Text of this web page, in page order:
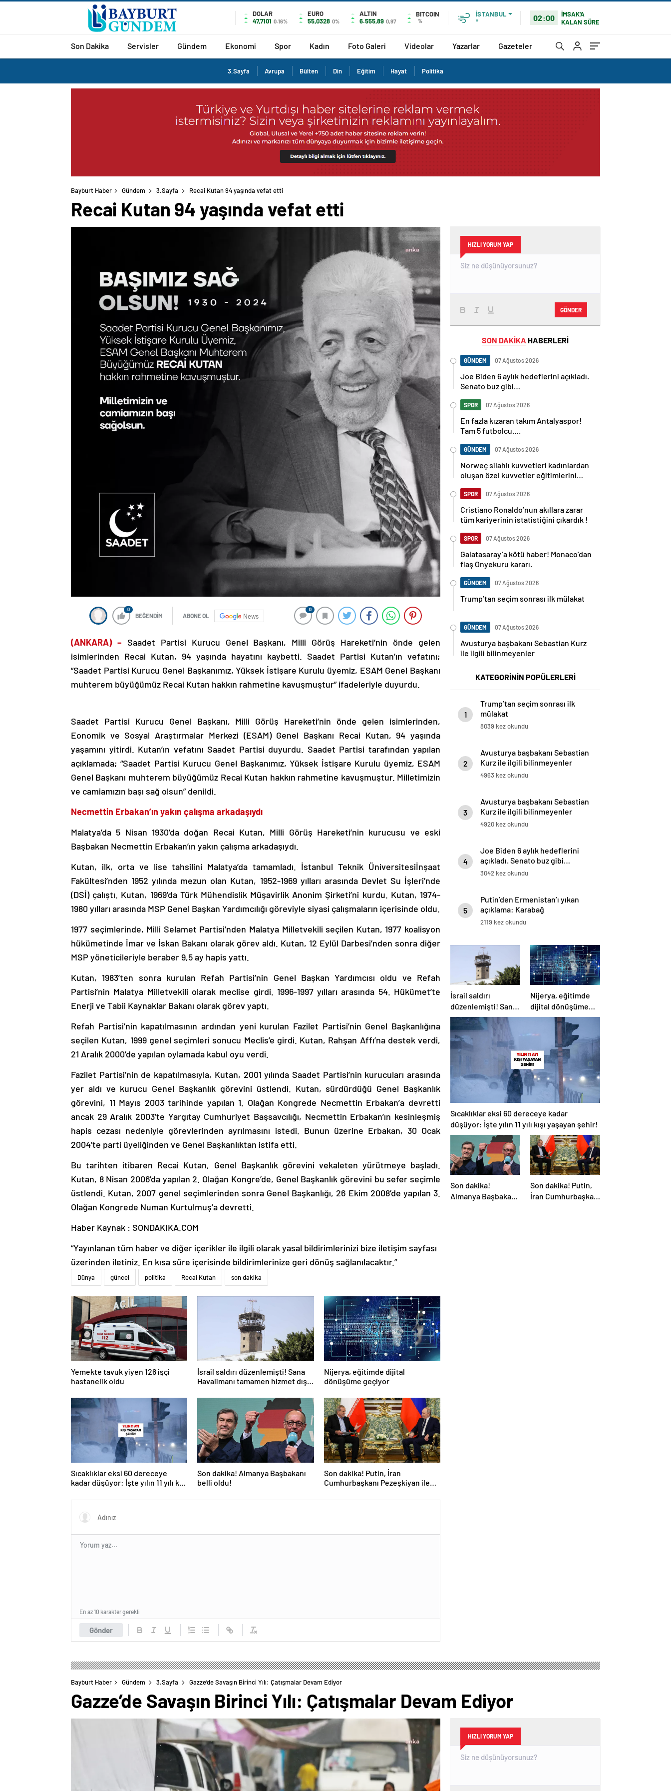
DOLAR
47,7101 0.16%
EURO
55,0328 0%
ALTIN
6.555,89 0,97
BITCOIN
%
İSTANBUL
°
02:00
İMSAK'A
KALAN SÜRE
Son Dakika Servisler Gündem Ekonomi Spor Kadın Foto Galeri Videolar Yazarlar Gazeteler
3.Sayfa Avrupa Bülten Din Eğitim Hayat Politika
Bayburt Haber Gündem 3.Sayfa Recai Kutan 94 yaşında vefat etti
Recai Kutan 94 yaşında vefat etti
0
BEĞENDİM ABONE OL News
0
(ANKARA) – Saadet Partisi Kurucu Genel Başkanı, Milli Görüş Hareketi’nin önde gelen
isimlerinden Recai Kutan, 94 yaşında hayatını kaybetti. Saadet Partisi Kutan’ın vefatını;
“Saadet Partisi Kurucu Genel Başkanımız, Yüksek İstişare Kurulu üyemiz, ESAM Genel Başkanı
muhterem büyüğümüz Recai Kutan hakkın rahmetine kavuşmuştur” ifadeleriyle duyurdu.
Saadet Partisi Kurucu Genel Başkanı, Milli Görüş Hareketi’nin önde gelen isimlerinden,
Eonomik ve Sosyal Araştırmalar Merkezi (ESAM) Genel Başkanı Recai Kutan, 94 yaşında
yaşamını yitirdi. Kutan’ın vefatını Saadet Partisi duyurdu. Saadet Partisi tarafından yapılan
açıklamada; “Saadet Partisi Kurucu Genel Başkanımız, Yüksek İstişare Kurulu üyemiz, ESAM
Genel Başkanı muhterem büyüğümüz Recai Kutan hakkın rahmetine kavuşmuştur. Milletimizin
ve camiamızın başı sağ olsun” denildi.
Necmettin Erbakan’ın yakın çalışma arkadaşıydı
Malatya’da 5 Nisan 1930’da doğan Recai Kutan, Milli Görüş Hareketi’nin kurucusu ve eski
Başbakan Necmettin Erbakan’ın yakın çalışma arkadaşıydı.
Kutan, ilk, orta ve lise tahsilini Malatya’da tamamladı. İstanbul Teknik Üniversitesiİnşaat
Fakültesi’nden 1952 yılında mezun olan Kutan, 1952-1969 yılları arasında Devlet Su İşleri’nde
(DSİ) çalıştı. Kutan, 1969’da Türk Mühendislik Müşavirlik Anonim Şirketi’ni kurdu. Kutan, 1974-
1980 yılları arasında MSP Genel Başkan Yardımcılığı göreviyle siyasi çalışmaların içerisinde oldu.
1977 seçimlerinde, Milli Selamet Partisi’nden Malatya Milletvekili seçilen Kutan, 1977 koalisyon
hükümetinde İmar ve İskan Bakanı olarak görev aldı. Kutan, 12 Eylül Darbesi’nden sonra diğer
MSP yöneticileriyle beraber 9,5 ay hapis yattı.
Kutan, 1983’ten sonra kurulan Refah Partisi’nin Genel Başkan Yardımcısı oldu ve Refah
Partisi’nin Malatya Milletvekili olarak meclise girdi. 1996-1997 yılları arasında 54. Hükümet’te
Enerji ve Tabii Kaynaklar Bakanı olarak görev yaptı.
Refah Partisi’nin kapatılmasının ardından yeni kurulan Fazilet Partisi’nin Genel Başkanlığına
seçilen Kutan, 1999 genel seçimleri sonucu Meclis’e girdi. Kutan, Rahşan Affı’na destek verdi,
21 Aralık 2000’de yapılan oylamada kabul oyu verdi.
Fazilet Partisi’nin de kapatılmasıyla, Kutan, 2001 yılında Saadet Partisi’nin kurucuları arasında
yer aldı ve kurucu Genel Başkanlık görevini üstlendi. Kutan, sürdürdüğü Genel Başkanlık
görevini, 11 Mayıs 2003 tarihinde yapılan 1. Olağan Kongrede Necmettin Erbakan’a devretti
ancak 29 Aralık 2003’te Yargıtay Cumhuriyet Başsavcılığı, Necmettin Erbakan’ın kesinleşmiş
hapis cezası nedeniyle görevlerinden ayrılmasını istedi. Bunun üzerine Erbakan, 30 Ocak
2004’te parti üyeliğinden ve Genel Başkanlıktan istifa etti.
Bu tarihten itibaren Recai Kutan, Genel Başkanlık görevini vekaleten yürütmeye başladı.
Kutan, 8 Nisan 2006’da yapılan 2. Olağan Kongre’de, Genel Başkanlık görevini bu sefer seçimle
üstlendi. Kutan, 2007 genel seçimlerinden sonra Genel Başkanlığı, 26 Ekim 2008’de yapılan 3.
Olağan Kongrede Numan Kurtulmuş’a devretti.
Haber Kaynak : SONDAKIKA.COM
“Yayınlanan tüm haber ve diğer içerikler ile ilgili olarak yasal bildirimlerinizi bize iletişim sayfası
üzerinden iletiniz. En kısa süre içerisinde bildirimlerinize geri dönüş sağlanılacaktır.”
Dünya güncel politika Recai Kutan son dakika
Yemekte tavuk yiyen 126 işçi
hastanelik oldu
İsrail saldırı düzenlemişti! Sana
Havalimanı tamamen hizmet dışı
Nijerya, eğitimde dijital
dönüşüme geçiyor
Sıcaklıklar eksi 60 dereceye
kadar düşüyor: İşte yılın 11 yılı kışı
Son dakika! Almanya Başbakanı
belli oldu!
Son dakika! Putin, İran
Cumhurbaşkanı Pezeşkiyan ile
Gönder
En az 10 karakter gerekli
HIZLI YORUM YAP
GÖNDER
SON DAKİKA HABERLERİ
GÜNDEM 07 Ağustos 2026
Joe Biden 6 aylık hedeflerini açıkladı.
Senato buz gibi…
SPOR 07 Ağustos 2026
En fazla kızaran takım Antalyaspor!
Tam 5 futbolcu….
GÜNDEM 07 Ağustos 2026
Norweç silahlı kuvvetleri kadınlardan
oluşan özel kuvvetler eğitimlerini
SPOR 07 Ağustos 2026
Cristiano Ronaldo’nun akıllara zarar
tüm kariyerinin istatistiğini çıkardık !
SPOR 07 Ağustos 2026
Galatasaray’a kötü haber! Monaco’dan
flaş Onyekuru kararı.
GÜNDEM 07 Ağustos 2026
Trump’tan seçim sonrası ilk mülakat
GÜNDEM 07 Ağustos 2026
Avusturya başbakanı Sebastian Kurz
ile ilgili bilinmeyenler
KATEGORİNİN POPÜLERLERİ
1
Trump’tan seçim sonrası ilk
mülakat
8039 kez okundu
2
Avusturya başbakanı Sebastian
Kurz ile ilgili bilinmeyenler
4963 kez okundu
3
Avusturya başbakanı Sebastian
Kurz ile ilgili bilinmeyenler
4920 kez okundu
4
Joe Biden 6 aylık hedeflerini
açıkladı. Senato buz gibi…
3042 kez okundu
5
Putin’den Ermenistan’ı yıkan
açıklama: Karabağ
Azerbaycan’ın ayrılmaz bir
2119 kez okundu
İsrail saldırı
düzenlemişti! Sana
Havalimanı
tamamen hizmet
dışı kaldı
Nijerya, eğitimde
dijital dönüşüme
geçiyor
Sıcaklıklar eksi 60 dereceye kadar
düşüyor: İşte yılın 11 yılı kışı yaşayan şehir!
Son dakika!
Almanya Başbakanı
Son dakika! Putin,
İran Cumhurbaşkanı
Bayburt Haber Gündem 3.Sayfa Gazze’de Savaşın Birinci Yılı: Çatışmalar Devam Ediyor
Gazze’de Savaşın Birinci Yılı: Çatışmalar Devam Ediyor
HIZLI YORUM YAP